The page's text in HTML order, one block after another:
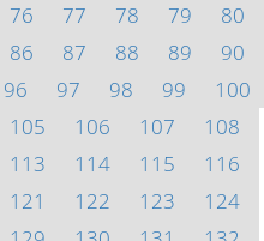
76 77 78 79
80
86 87 88 89
90
96 97 98 99
100
105 106 107
108
113 114 115
116
121 122 123
124